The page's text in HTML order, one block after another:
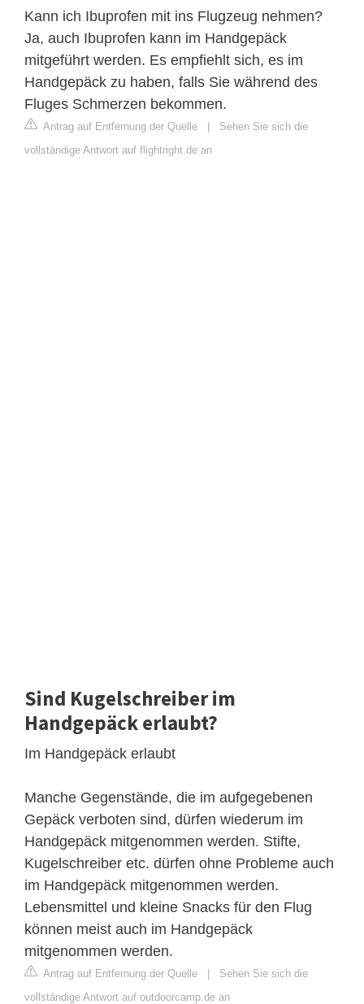
Kann ich Ibuprofen mit ins Flugzeug nehmen?
Ja, auch Ibuprofen kann im Handgepäck
mitgeführt werden. Es empfiehlt sich, es im
Handgepäck zu haben, falls Sie während des
Fluges Schmerzen bekommen.
Antrag auf Entfernung der Quelle | Sehen Sie sich die
vollständige Antwort auf flightright.de an
Sind Kugelschreiber im
Handgepäck erlaubt?
Im Handgepäck erlaubt
Manche Gegenstände, die im aufgegebenen
Gepäck verboten sind, dürfen wiederum im
Handgepäck mitgenommen werden. Stifte,
Kugelschreiber etc. dürfen ohne Probleme auch
im Handgepäck mitgenommen werden.
Lebensmittel und kleine Snacks für den Flug
können meist auch im Handgepäck
mitgenommen werden.
Antrag auf Entfernung der Quelle | Sehen Sie sich die
vollständige Antwort auf outdoorcamp.de an